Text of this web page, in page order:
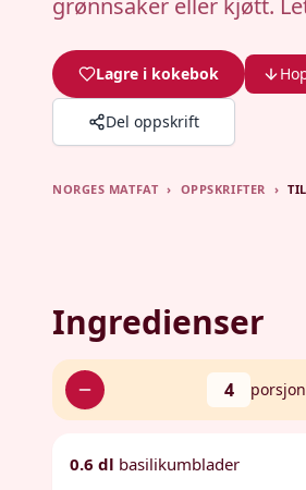
grønnsaker eller kjøtt.
Lagre i kokebok
Del oppskrift
NORGES MATFAT › OPPSKRIFTER ›
Ingredienser
4
0.6 dl basilikumblader